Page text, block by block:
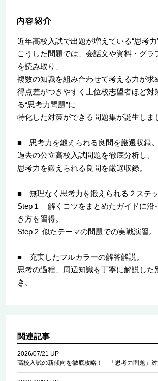
近年高校入試で出題が増えている“思考力
こうした問題では、会話文や資料・グラ
を読み取り、
複数の知識を組み合わせて考える力が求
得点差がつきやすく上位校志望者ほど対
る“思考力問題”に
特化した対策ができる問題集が誕生しま
■ 思考力を鍛えられる良問を厳選収録。
過去の公立高校入試問題を徹底分析し、
思考力を鍛えられる良問を厳選収録。
■ 無理なく思考力を鍛えられる２ステッ
Step１ 解くコツをまとめたガイドに沿
き方を習得。
Step２ 似たテーマの問題での実戦演習。
■ 充実したフルカラーの解答解説。
思考の過程、周辺知識を丁寧に解説した
き。
関連記事
2026/07/21 UP
高校入試の新傾向を徹底攻略！ 「思考力問題」対